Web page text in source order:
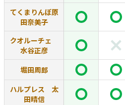
てくまりんぼ原
田奈美子
クオルーチェ
水谷正彦
堀田周郎
ハルプレス 太
田晴信